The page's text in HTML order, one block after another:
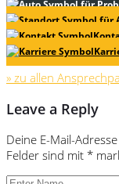
» zu allen
Leave a Reply
Deine E-Mail-
Felder sind mit *